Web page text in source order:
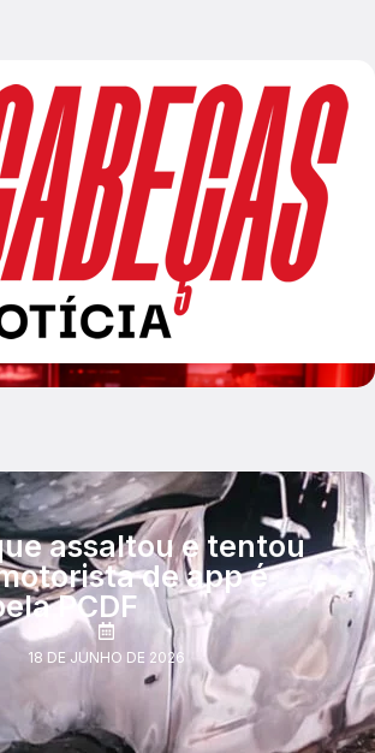
assaltou e tentou
de app é
PCDF
18 DE JUNHO DE 2026